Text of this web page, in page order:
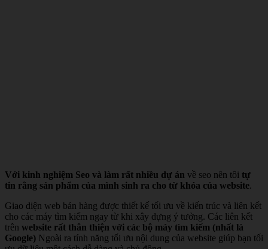
Với kinh nghiệm Seo và làm rất nhiều dự án về seo nên tôi tự
tin rằng sản phẩm của mình sinh ra cho từ khóa của website.
Giao diện web bán hàng được thiết kế tối ưu về kiến trúc và liên kết
cho các máy tìm kiếm ngay từ khi xây dựng ý tưởng. Các liên kết
trên website rất thân thiện với các bộ máy tìm kiếm (nhất là
Google) Ngoài ra tính năng tối ưu nội dung của website giúp bạn tối